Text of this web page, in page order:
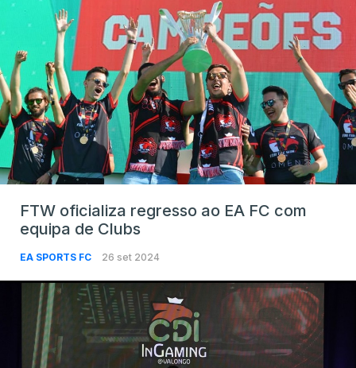
FTW oficializa regresso ao EA FC com
equipa de Clubs
EA SPORTS FC 26 set 2024